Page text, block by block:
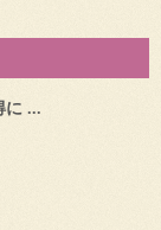
に ...